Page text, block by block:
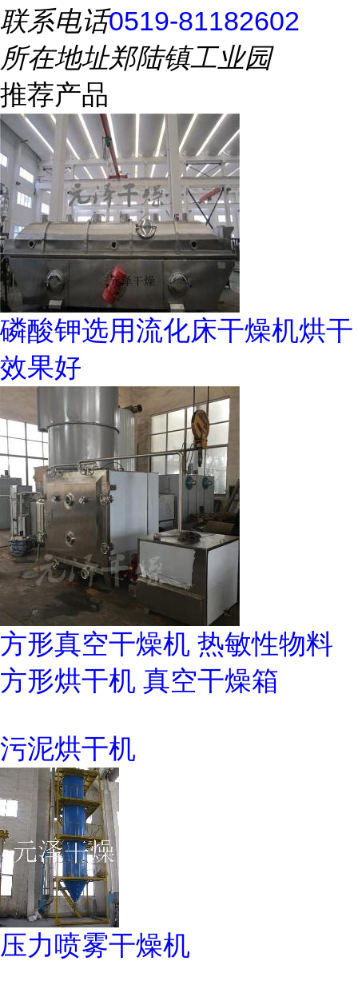
联系电话0519-81182602
所在地址郑陆镇工业园
推荐产品
磷酸钾选用流化床干燥机烘干
效果好
方形真空干燥机 热敏性物料
方形烘干机 真空干燥箱
污泥烘干机
压力喷雾干燥机